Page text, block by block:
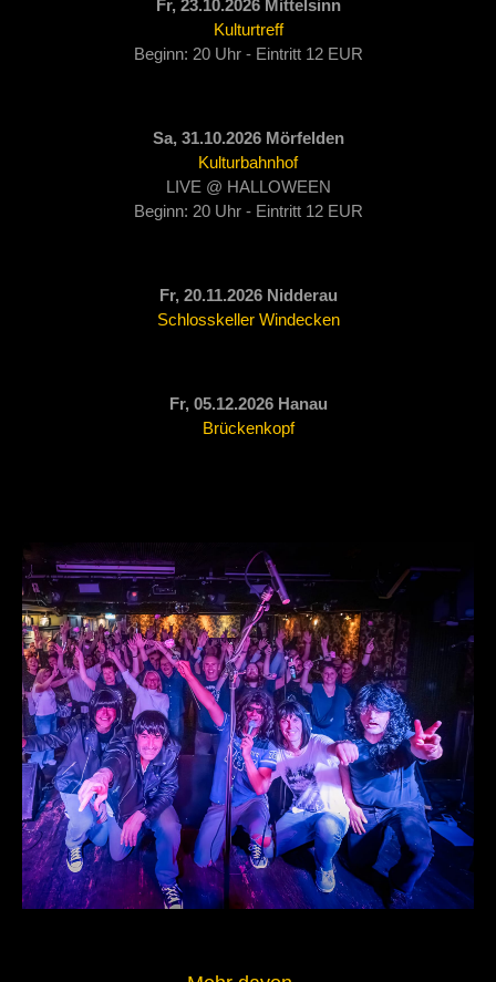
Fr, 23.10.2026 Mittelsinn
Kulturtreff
Beginn: 20 Uhr - Eintritt 12 EUR
Sa, 31.10.2026 Mörfelden
Kulturbahnhof
LIVE @ HALLOWEEN
Beginn: 20 Uhr - Eintritt 12 EUR
Fr, 20.11.2026 Nidderau
Schlosskeller Windecken
Fr, 05.12.2026 Hanau
Brückenkopf